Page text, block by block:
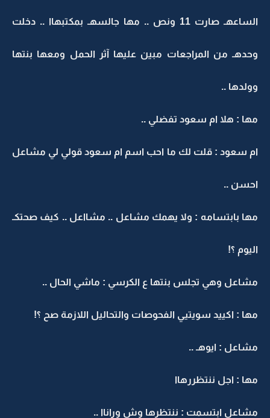
الساعهـ صارت 11 ونص .. مها جالسهـ بمكتبهاا .. دخلت
وحدهـ من المراجعات مبين عليها آثر الحمل ومعها بنتها
وولدها ..
مها : هلا ام سعود تفضلي ..
ام سعود : قلت لك ما احب اسم ام سعود قولي لي مشاعل
احسن ..
مها بابتسامه : ولا يهمك مشاعل .. مشااعل .. كيف صحتكـ
اليوم ؟!
مشاعل وهي تجلس بنتها ع الكرسي : ماشي الحال ..
مها : اكييد سويتيي الفحوصات والتحاليل اللازمة صح ؟!
مشاعل : ايوهـ ..
مها : اجل ننتظررهاا
مشاعل ابتسمت : ننتظرها وش وراناا ..